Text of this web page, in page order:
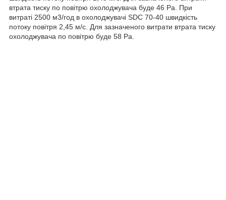
втрата тиску по повітрю охолоджувача буде 46 Ра. При
витраті 2500 м3/год в охолоджувачі SDC 70-40 швидкість
потоку повітря 2,45 м/с. Для зазначеного витрати втрата тиску
охолоджувача по повітрю буде 58 Ра.